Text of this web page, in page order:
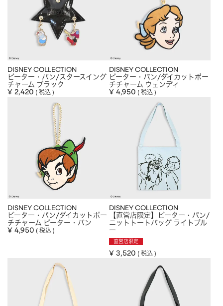
アウトドア
その他
モバイル
I PHONE CASEiPhoneケース
PC・タブレット
ストラップ
ACCESSORYアクセサリー
ピアス
EARRING
HAIR ACCESSORY ヘアアクセサリー
バッグ
DISNEY COLLECTION
ピーター・パン/スタースイング
チャーム ブラック
¥ 2,420 税込
DISNEY COLLECTION
ピーター・パン/ダイカットポー
チチャーム ウェンディ
¥ 4,950 税込
DISNEY COLLECTION
ピーター・パン/ダイカットポー
チチャーム ピーター・パン
¥ 4,950 税込
DISNEY COLLECTION
【直営店限定】ピーター・パン/
ニットトートバッグ ライトブル
ー
直営店限定
¥ 3,520 税込